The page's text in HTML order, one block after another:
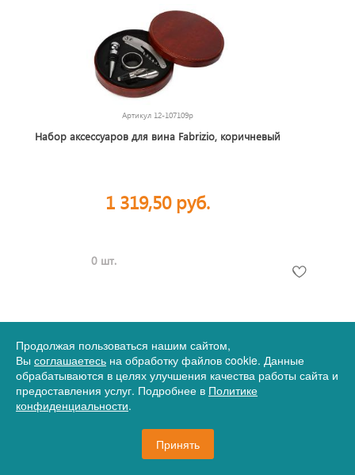
Артикул 12-107109p
Набор аксессуаров для вина Fabrizio, коричневый
1 319,50 руб.
0 шт.
Продолжая пользоваться нашим сайтом,
Вы соглашаетесь на обработку файлов cookie. Данные
обрабатываются в целях улучшения качества работы сайта и
предоставления услуг. Подробнее в Политике
конфиденциальности.
Принять